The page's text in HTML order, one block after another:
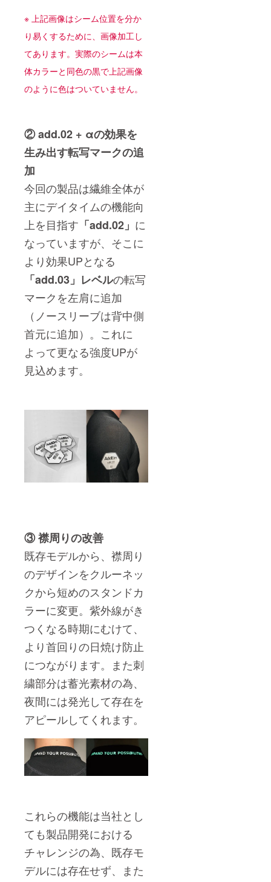
※ 上記画像はシーム位置を分か
り易くするために、画像加工し
てあります。実際のシームは本
体カラーと同色の黒で上記画像
のように色はついていません。
② add.02 + αの効果を
生み出す転写マークの追
加
今回の製品は繊維全体が
主にデイタイムの機能向
上を目指す 「add.02」 に
なっていますが、そこに
より効果UPとなる
「add.03」レベルの転写
マークを左肩に追加
（ノースリーブは背中側
首元に追加）。これに
よって更なる強度UPが
見込めます。
③ 襟周りの改善
既存モデルから、襟周り
のデザインをクルーネッ
クから短めのスタンドカ
ラーに変更。紫外線がき
つくなる時期にむけて、
より首回りの日焼け防止
につながります。また刺
繍部分は蓄光素材の為、
夜間には発光して存在を
アピールしてくれます。
これらの機能は当社とし
ても製品開発における
チャレンジの為、既存モ
デルには存在せず、また